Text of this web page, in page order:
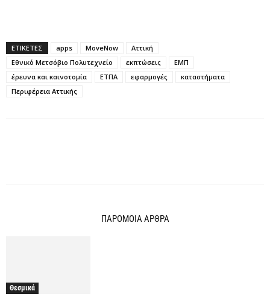
ΕΤΙΚΕΤΕΣ apps MoveNow
Αττική
Εθνικό Μετσόβιο Πολυτεχνείο
εκπτώσεις
ΕΜΠ
έρευνα και καινοτομία
ΕΤΠΑ εφαρμογές
καταστήματα
Περιφέρεια Αττικής
ΠΑΡΟΜΟΙΑ ΑΡΘΡΑ
Θεσμικά